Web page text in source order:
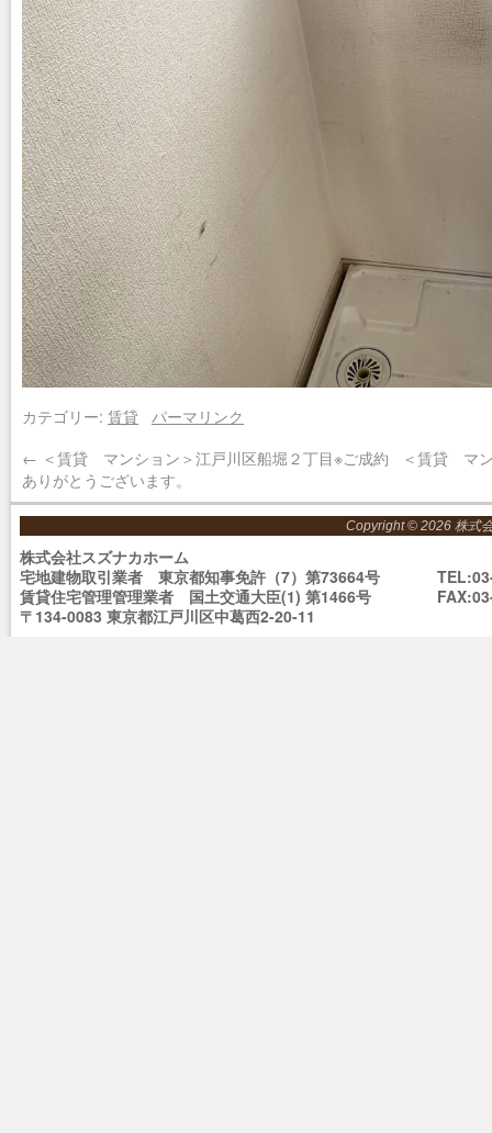
カテゴリー: 賃貸 パーマリンク
← ＜賃貸 マンション＞江戸川区船堀２丁目※ご成約
ありがとうございます。
＜賃貸 マ
Copyright © 2026 株式
株式会社スズナカホーム
宅地建物取引業者 東京都知事免許（7）第73664号
賃貸住宅管理管理業者 国土交通大臣(1) 第1466号
〒134-0083 東京都江戸川区中葛西2-20-11